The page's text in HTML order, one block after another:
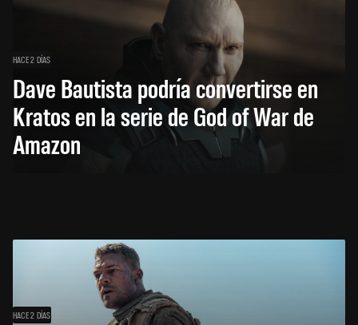
HACE 2 DÍAS
Dave Bautista podría convertirse en
Kratos en la serie de God of War de
Amazon
HACE 2 DÍAS